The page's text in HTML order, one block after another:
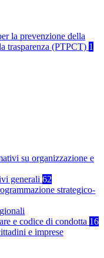
la prevenzione della
trasparenza (PTPCT) 1
su organizzazione e
generali 62
strategico-
e codice di condotta 16
e imprese